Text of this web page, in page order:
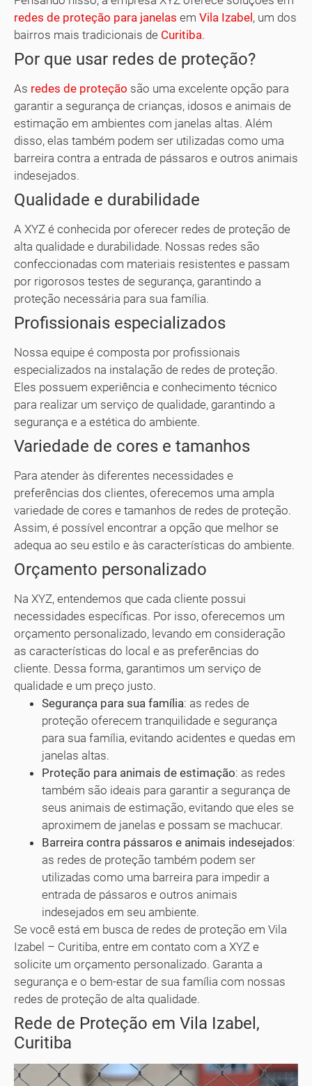
redes de proteção para janelas em Vila Izabel , um dos
bairros mais tradicionais de Curitiba.
Por que usar redes de proteção?
As redes de proteção são uma excelente opção para
garantir a segurança de crianças, idosos e animais de
estimação em ambientes com janelas altas. Além
disso, elas também podem ser utilizadas como uma
barreira contra a entrada de pássaros e outros animais
indesejados.
Qualidade e durabilidade
A XYZ é conhecida por oferecer redes de proteção de
alta qualidade e durabilidade. Nossas redes são
confeccionadas com materiais resistentes e passam
por rigorosos testes de segurança, garantindo a
proteção necessária para sua família.
Profissionais especializados
Nossa equipe é composta por profissionais
especializados na instalação de redes de proteção.
Eles possuem experiência e conhecimento técnico
para realizar um serviço de qualidade, garantindo a
segurança e a estética do ambiente.
Variedade de cores e tamanhos
Para atender às diferentes necessidades e
preferências dos clientes, oferecemos uma ampla
variedade de cores e tamanhos de redes de proteção.
Assim, é possível encontrar a opção que melhor se
adequa ao seu estilo e às características do ambiente.
Orçamento personalizado
Na XYZ, entendemos que cada cliente possui
necessidades específicas. Por isso, oferecemos um
orçamento personalizado, levando em consideração
as características do local e as preferências do
cliente. Dessa forma, garantimos um serviço de
qualidade e um preço justo.
Segurança para sua família: as redes de
proteção oferecem tranquilidade e segurança
para sua família, evitando acidentes e quedas em
janelas altas.
Proteção para animais de estimação: as redes
também são ideais para garantir a segurança de
seus animais de estimação, evitando que eles se
aproximem de janelas e possam se machucar.
Barreira contra pássaros e animais indesejados:
as redes de proteção também podem ser
utilizadas como uma barreira para impedir a
entrada de pássaros e outros animais
indesejados em seu ambiente.
Se você está em busca de redes de proteção em Vila
Izabel – Curitiba, entre em contato com a XYZ e
solicite um orçamento personalizado. Garanta a
segurança e o bem-estar de sua família com nossas
redes de proteção de alta qualidade.
Rede de Proteção em Vila Izabel,
Curitiba